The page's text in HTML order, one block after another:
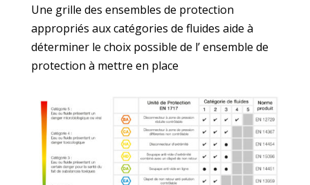
Une grille des ensembles de protection
appropriés aux catégories de fluides aide à
déterminer le choix possible de l’ ensemble de
protection à mettre en place